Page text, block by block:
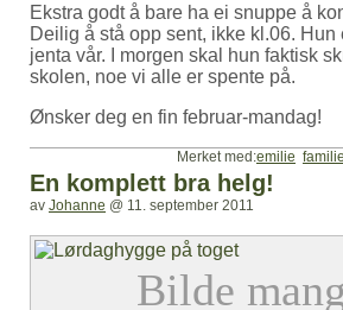
Ekstra godt å bare ha ei snuppe å
Deilig å stå opp sent, ikke kl.06. Hun
jenta vår. I morgen skal hun faktisk
skolen, noe vi alle er spente på.
Ønsker deg en fin februar-mandag!
Merket med:emilie familie
En komplett bra helg!
av Johanne @ 11. september 2011